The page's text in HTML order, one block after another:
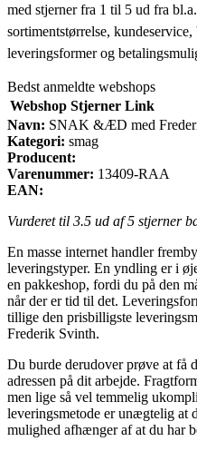
med stjerner fra 1 til 5 ud fra
sortimentstørrelse,
leveringsformer og
Bedst anmeldte webshops
Webshop Stjerner Link
Navn: SNAK &ÆD med
Kategori: smag
Producent:
Varenummer: 13409-RAA
EAN:
Vurderet til 3.5 ud af 5 stjerner
En masse internet handler
leveringstyper. En yndling er i
en pakkeshop, fordi du på den
når der er tid til det.
tillige den prisbilligste
Frederik Svinth.
Du burde derudover prøve at få
adressen på dit arbejde.
men lige så vel temmelig
leveringsmetode er unægtelig at
mulighed afhænger af at du har